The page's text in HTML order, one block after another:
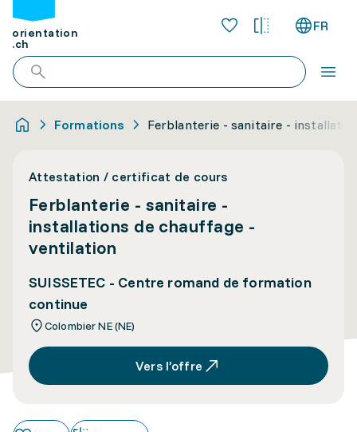
orientation
.ch
FR
Formations Ferblanterie - sanitaire -
Attestation / certificat de cours
Ferblanterie - sanitaire -
installations de chauffage -
ventilation
SUISSETEC - Centre romand de formation
continue
Colombier NE (NE)
Vers l’offre